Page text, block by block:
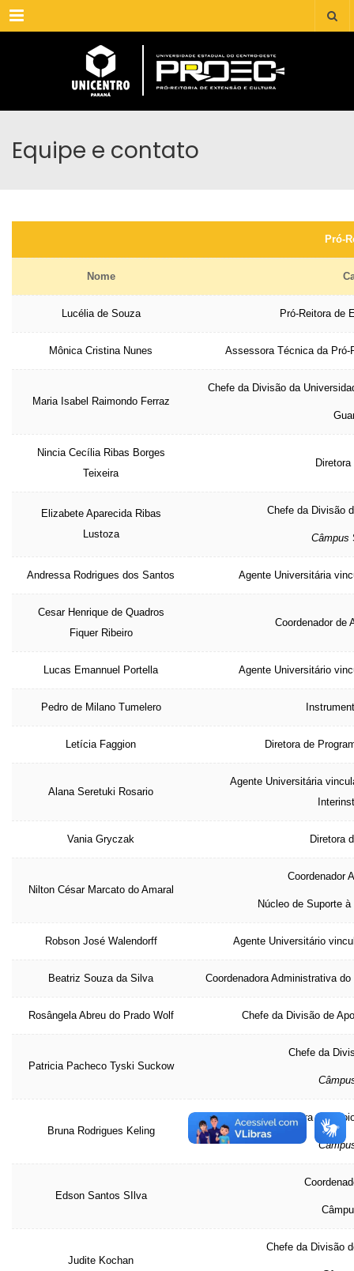
Menu
Equipe e contato
Pró-
Nome
Lucélia de Souza Pró-Reitora de
Mônica Cristina Nunes Assessora Técnica da Pró-
Maria Isabel Raimondo Ferraz
Chefe da Divisão da
Nincia Cecília Ribas Borges
Teixeira
Elizabete Aparecida Ribas
Lustoza
Chefe da Divisão
Câmpus
Andressa Rodrigues dos Santos Agente Universitária
Cesar Henrique de Quadros
Fiquer Ribeiro
Coordenador de
Lucas Emannuel Portella Agente Universitário
Pedro de Milano Tumelero
Letícia Faggion Diretora de
Alana Seretuki Rosario
Agente Universitária
Vania Gryczak Diretora
Nilton César Marcato do Amaral
Coordenador
Núcleo de Suporte
Robson José Walendorff Agente Universitário
Beatriz Souza da Silva Coordenadora Administrativa
Rosângela Abreu do Prado Wolf Chefe da Divisão de
Patricia Pacheco Tyski Suckow
Chefe da
Bruna Rodrigues Keling
Coordenadora de
Edson Santos SIlva
Judite Kochan
Chefe da Divisão